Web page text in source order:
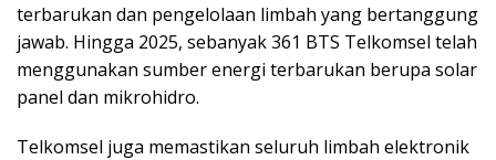
terbarukan dan pengelolaan limbah yang bertanggung
jawab. Hingga 2025, sebanyak 361 BTS Telkomsel telah
menggunakan sumber energi terbarukan berupa solar
panel dan mikrohidro.
Telkomsel juga memastikan seluruh limbah elektronik